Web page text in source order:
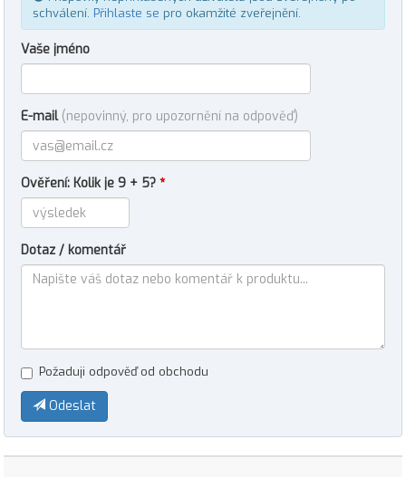
schválení. Přihlaste se pro okamžité zveřejnění.
Vaše jméno
E-mail (nepovinný, pro upozornění na odpověď)
Ověření: Kolik je 9 + 5? *
Dotaz / komentář
Požaduji odpověď od obchodu
Odeslat